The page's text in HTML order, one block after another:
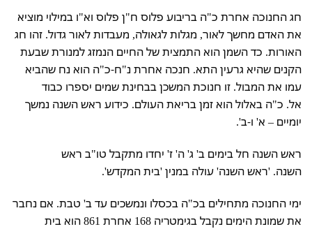
חג החנוכה אחרת כ"ה בריבוע פלוס ח"ן פלוס וא"ו במילוי מוציא
את האדם מחשך לאור, מגלות לגאולה, מעבדות לאור גדול. זהו חג
האורות. כד השמן הוא התמצית של החיים הנמזג למנורת שבעת
הקנים שהיא גרעין התא. חנכה אחרת נ"ח-כ"ה הוא נח שהביא
עמו את המבול. זו חנוכת המשכן בבחינת שמים יספרו כבוד
אל. כ"ה באלול הוא זמן בריאת העולם. כידוע ראש השנה נמשך
יומיים – א' ו-ב'.
ראש השנה חל בימים ב' ג' ה' ז' יחדו מתקבל טו"ב ראש
השנה. 'ראש השנה' עולה במנין 'בית המקדש'.
ימי החנוכה מתחילים בכ"ה בכסלו ונמשכים עד ב' טבת. אם נחבר
את שמונת הימים נקבל בגימטריה 168 אחרת 861 הוא בית